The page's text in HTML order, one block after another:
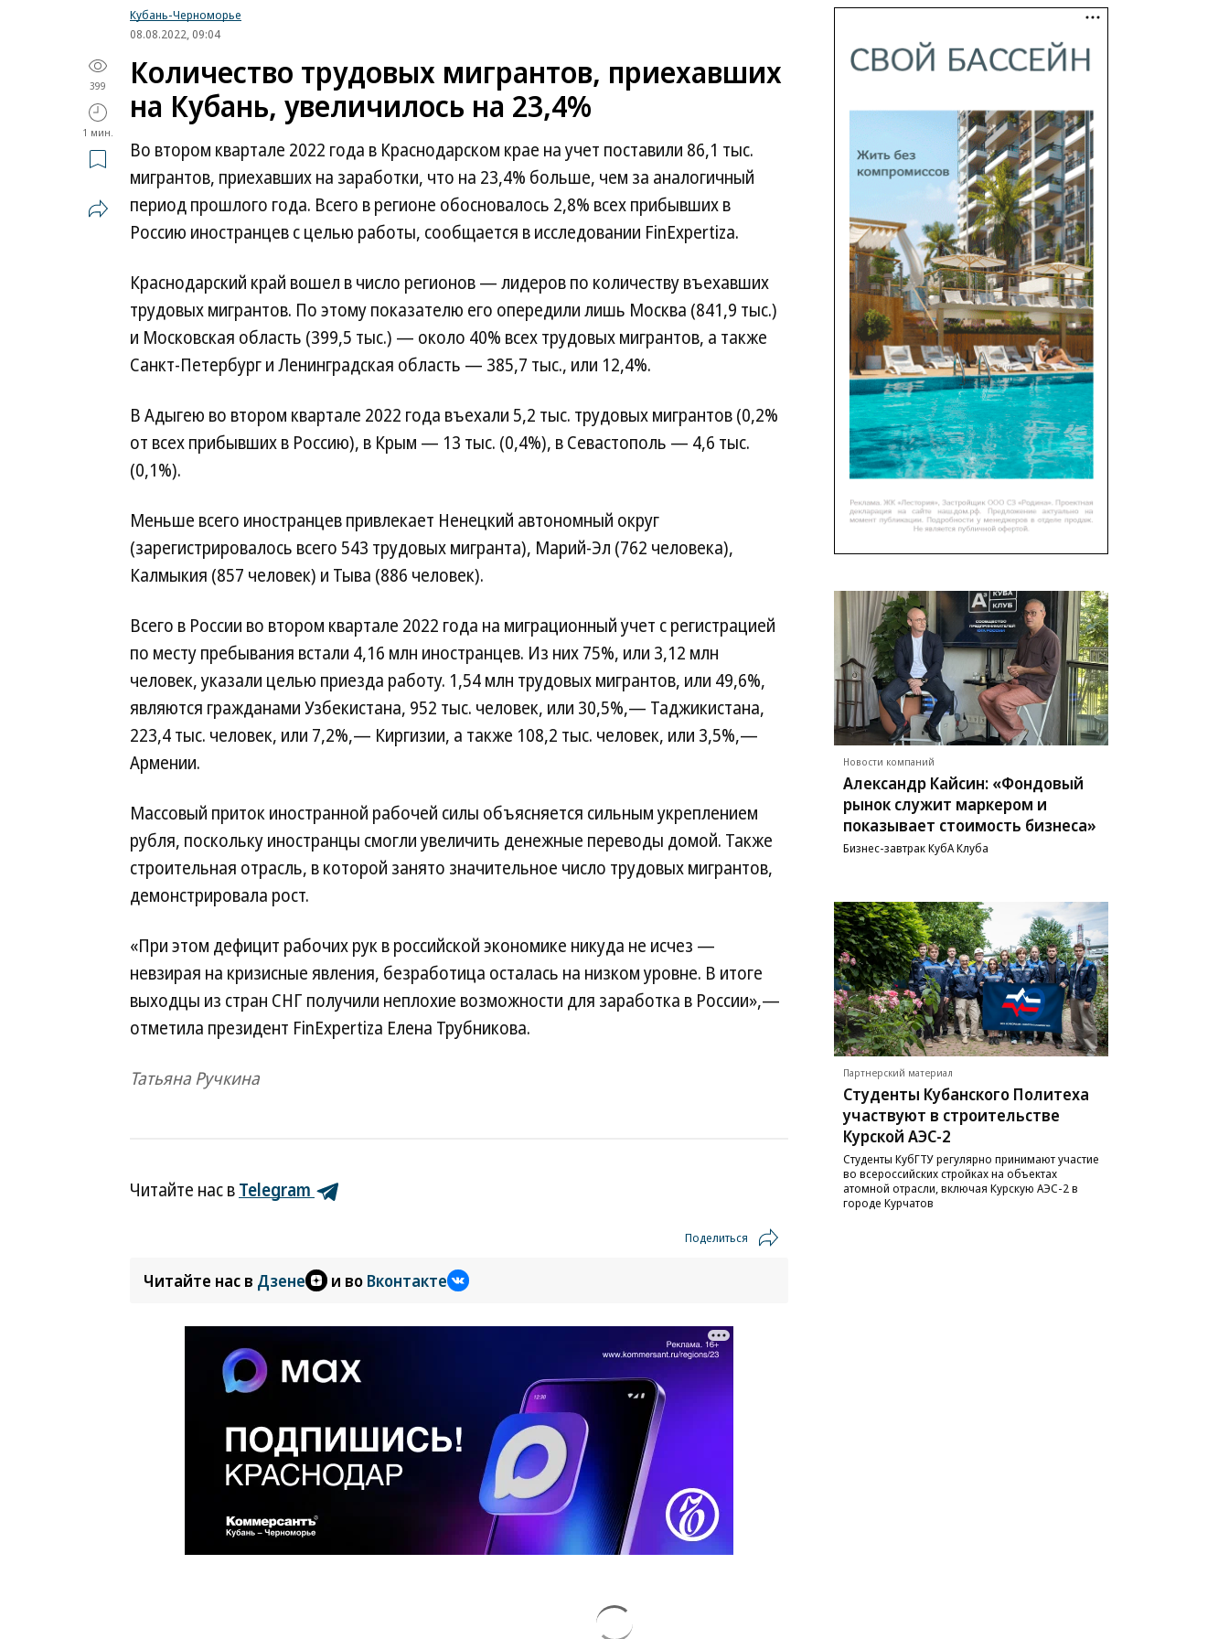
Кубань-Черноморье
08.08.2022, 09:04
399
1 мин.
Количество трудовых мигрантов, приехавших
на Кубань, увеличилось на 23,4%
Во втором квартале 2022 года в Краснодарском крае на учет поставили 86,1 тыс.
мигрантов, приехавших на заработки, что на 23,4% больше, чем за аналогичный
период прошлого года. Всего в регионе обосновалось 2,8% всех прибывших в
Россию иностранцев с целью работы, сообщается в исследовании FinExpertiza.
Краснодарский край вошел в число регионов — лидеров по количеству въехавших
трудовых мигрантов. По этому показателю его опередили лишь Москва (841,9 тыс.)
и Московская область (399,5 тыс.) — около 40% всех трудовых мигрантов, а также
Санкт-Петербург и Ленинградская область — 385,7 тыс., или 12,4%.
В Адыгею во втором квартале 2022 года въехали 5,2 тыс. трудовых мигрантов (0,2%
от всех прибывших в Россию), в Крым — 13 тыс. (0,4%), в Севастополь — 4,6 тыс.
(0,1%).
Меньше всего иностранцев привлекает Ненецкий автономный округ
(зарегистрировалось всего 543 трудовых мигранта), Марий-Эл (762 человека),
Калмыкия (857 человек) и Тыва (886 человек).
Всего в России во втором квартале 2022 года на миграционный учет с регистрацией
по месту пребывания встали 4,16 млн иностранцев. Из них 75%, или 3,12 млн
человек, указали целью приезда работу. 1,54 млн трудовых мигрантов, или 49,6%,
являются гражданами Узбекистана, 952 тыс. человек, или 30,5%,— Таджикистана,
223,4 тыс. человек, или 7,2%,— Киргизии, а также 108,2 тыс. человек, или 3,5%,—
Армении.
Массовый приток иностранной рабочей силы объясняется сильным укреплением
рубля, поскольку иностранцы смогли увеличить денежные переводы домой. Также
строительная отрасль, в которой занято значительное число трудовых мигрантов,
демонстрировала рост.
«При этом дефицит рабочих рук в российской экономике никуда не исчез —
невзирая на кризисные явления, безработица осталась на низком уровне. В итоге
выходцы из стран СНГ получили неплохие возможности для заработка в России»,—
отметила президент FinExpertiza Елена Трубникова.
Татьяна Ручкина
Читайте нас вTelegram
Поделиться
Читайте нас в Дзене и во Вконтакте
Новости компаний
Александр Кайсин: «Фондовый
рынок служит маркером и
показывает стоимость бизнеса»
Бизнес-завтрак КубА Клуба
Партнерский материал
Студенты Кубанского Политеха
участвуют в строительстве
Курской АЭС-2
Студенты КубГТУ регулярно принимают участие
во всероссийских стройках на объектах
атомной отрасли, включая Курскую АЭС-2 в
городе Курчатов